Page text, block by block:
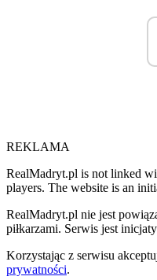
REKLAMA
RealMadryt.pl is not linked
players. The website is an
RealMadryt.pl nie jest
piłkarzami. Serwis jest
Korzystając z serwisu
prywatności.